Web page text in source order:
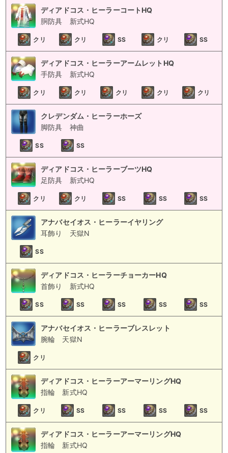
ディアドコス・ヒーラーコートHQ
胴防具
新式HQ
クリ クリ SS クリ SS
ディアドコス・ヒーラーアームレットHQ
手防具
新式HQ
クリ クリ クリ クリ クリ
クレデンダム・ヒーラーホーズ
脚防具
神曲
SS SS
ディアドコス・ヒーラーブーツHQ
足防具
新式HQ
クリ クリ SS SS SS
アナバセイオス・ヒーラーイヤリング
耳飾り
天獄N
SS
ディアドコス・ヒーラーチョーカーHQ
首飾り
新式HQ
SS SS SS SS SS
アナバセイオス・ヒーラーブレスレット
腕輪
天獄N
クリ
ディアドコス・ヒーラーアーマーリングHQ
指輪
新式HQ
クリ SS SS SS SS
ディアドコス・ヒーラーアーマーリングHQ
指輪
新式HQ